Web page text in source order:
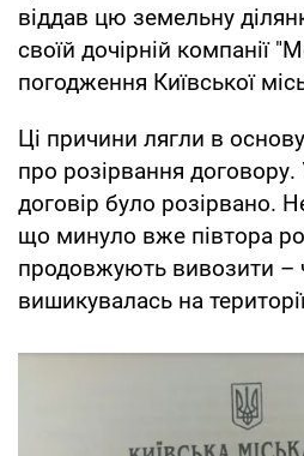
віддав цю земельну
своїй дочірній компанії
погодження Київської
Ці причини лягли в
про розірвання договору.
договір було розірвано.
що минуло вже півтора
продовжують вивозити –
вишикувалась на